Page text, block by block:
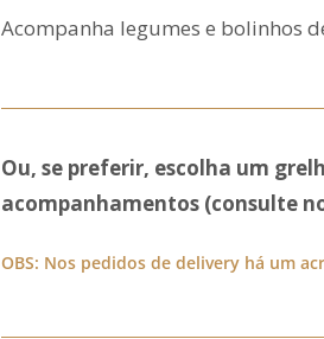
Acompanha legumes e bolinhos
Ou, se preferir, escolha um
acompanhamentos (consulte
OBS: Nos pedidos de delivery há um